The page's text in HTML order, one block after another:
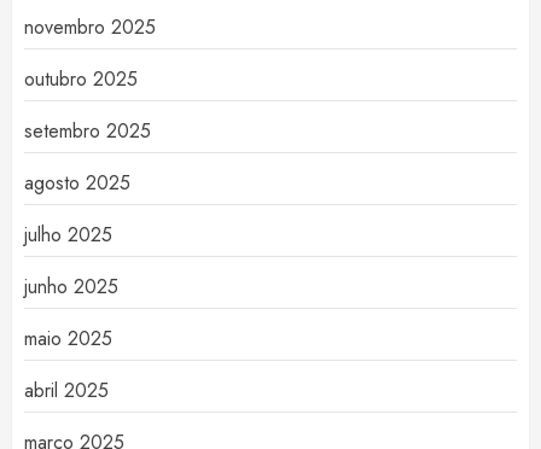
novembro 2025
outubro 2025
setembro 2025
agosto 2025
julho 2025
junho 2025
maio 2025
abril 2025
março 2025